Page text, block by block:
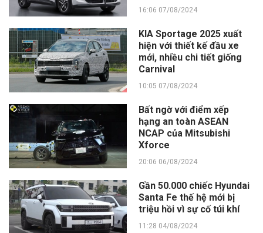
16:06 07/08/2024
KIA Sportage 2025 xuất
hiện với thiết kế đầu xe
mới, nhiều chi tiết giống
Carnival
10:05 07/08/2024
Bất ngờ với điểm xếp
hạng an toàn ASEAN
NCAP của Mitsubishi
Xforce
20:06 06/08/2024
Gần 50.000 chiếc Hyundai
Santa Fe thế hệ mới bị
triệu hồi vì sự cố túi khí
11:28 04/08/2024